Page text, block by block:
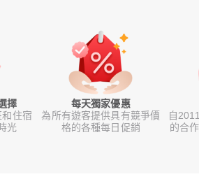
擇
住宿
光
每天獨家優惠
為所有遊客提供具有競爭價
格的各種每日促銷
自
的合